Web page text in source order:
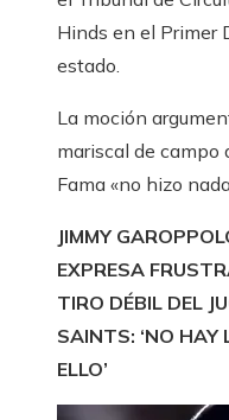
Hinds en el Primer
estado.
La moción
mariscal de campo
Fama «no hizo
JIMMY
EXPRESA
TIRO DÉBIL DEL
SAINTS: ‘NO HAY
ELLO’